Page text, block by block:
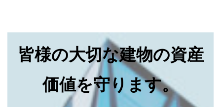
皆様の大切な建物の資産
価値を守ります。